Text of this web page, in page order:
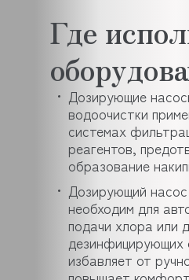
Где
Дозирующие
водоочистки
системах
реагентов,
образование
Дозирующий
необходим для
подачи хлора или
дезинфицирующих
избавляет от